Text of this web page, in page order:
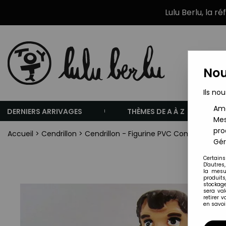
Lulu Berlu, la
DERNIERS ARRIVAGES THÈMES DE A À Z
Accueil > Cendrillon > Cendrillon - Figurine PVC Comic Spain
Ils
la
sera
retirer
en